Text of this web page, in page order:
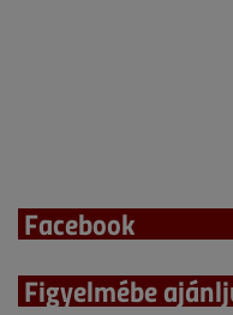
Facebook
Figyelmébe